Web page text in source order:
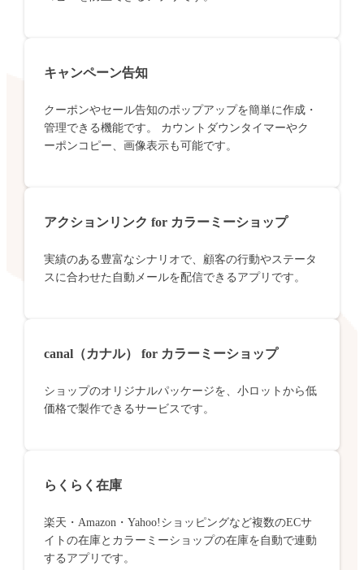
キャンペーン告知
クーポンやセール告知のポップアップを簡単に作成・
管理できる機能です。 カウントダウンタイマーやク
ーポンコピー、画像表示も可能です。
アクションリンク for カラーミーショップ
実績のある豊富なシナリオで、顧客の行動やステータ
スに合わせた自動メールを配信できるアプリです。
canal（カナル） for カラーミーショップ
ショップのオリジナルパッケージを、小ロットから低
価格で製作できるサービスです。
らくらく在庫
楽天・Amazon・Yahoo!ショッピングなど複数のECサ
イトの在庫とカラーミーショップの在庫を自動で連動
するアプリです。